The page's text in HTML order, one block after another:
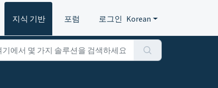
지식 기반 포럼 로그인 Korean